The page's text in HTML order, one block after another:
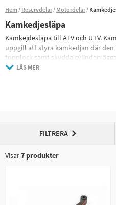
Hem Reservdelar Motordelar
Kamkedjesläpa
Kamkejdesläpa till ATV och UTV.
uppgift att styra kamkedjan där
topplock samt skydda
Kamkedjesläpan som sitter
genom att lossa ventilkåpan.
LÄS MER
FILTRERA
Visar7 produkter